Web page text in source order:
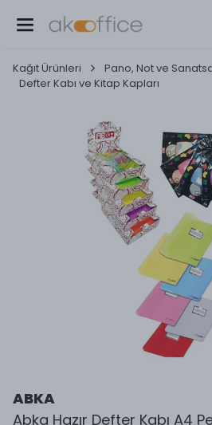
Kağıt Ürünleri
Pano, Not ve
Defter Kabı ve Kitap Kapları
ABKA
Abka Hazır Defter Kabı A4